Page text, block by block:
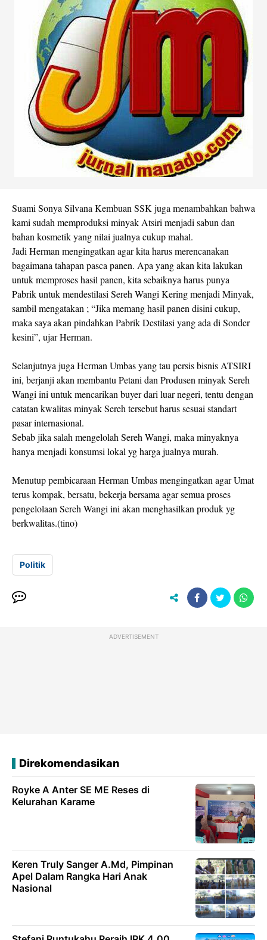
Suami Sonya Silvana Kembuan SSK juga menambahkan bahwa
kami sudah memproduksi minyak Atsiri menjadi sabun dan
bahan kosmetik yang nilai jualnya cukup mahal.
Jadi Herman mengingatkan agar kita harus merencanakan
bagaimana tahapan pasca panen. Apa yang akan kita lakukan
untuk memproses hasil panen, kita sebaiknya harus punya
Pabrik untuk mendestilasi Sereh Wangi Kering menjadi Minyak,
sambil mengatakan ; “Jika memang hasil panen disini cukup,
maka saya akan pindahkan Pabrik Destilasi yang ada di Sonder
kesini”, ujar Herman.
Selanjutnya juga Herman Umbas yang tau persis bisnis ATSIRI
ini, berjanji akan membantu Petani dan Produsen minyak Sereh
Wangi ini untuk mencarikan buyer dari luar negeri, tentu dengan
catatan kwalitas minyak Sereh tersebut harus sesuai standart
pasar internasional.
Sebab jika salah mengelolah Sereh Wangi, maka minyaknya
hanya menjadi konsumsi lokal yg harga jualnya murah.
Menutup pembicaraan Herman Umbas mengingatkan agar Umat
terus kompak, bersatu, bekerja bersama agar semua proses
pengelolaan Sereh Wangi ini akan menghasilkan produk yg
berkwalitas.(tino)
Politik
ADVERTISEMENT
Direkomendasikan
Royke A Anter SE ME Reses di
Kelurahan Karame
Keren Truly Sanger A.Md, Pimpinan
Apel Dalam Rangka Hari Anak
Nasional